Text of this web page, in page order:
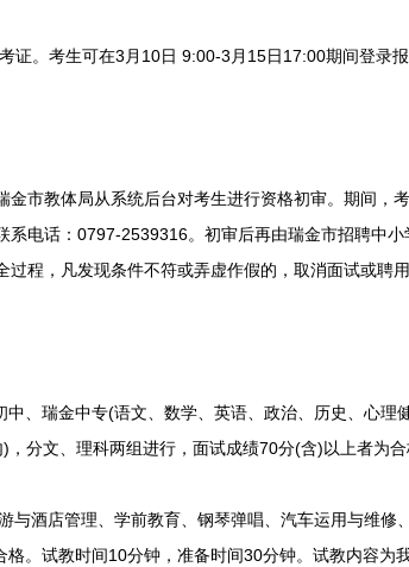
。考生可在3月10日 9:00-3月15日17:00期间登录报
市教体局从系统后台对考生进行资格初审。期间，
系电话：0797-2539316。初审后再由瑞金市招聘中
过程，凡发现条件不符或弄虚作假的，取消面试或聘用
瑞金中专(语文、数学、英语、政治、历史、心理
，分文、理科两组进行，面试成绩70分(含)以上者为合
酒店管理、学前教育、钢琴弹唱、汽车运用与维修
。试教时间10分钟，准备时间30分钟。试教内容为